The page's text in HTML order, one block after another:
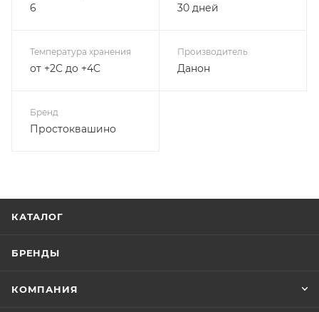
6 30 дней
Температура хранения
от +2C до +4C
Производитель
Данон
Бренд
Простоквашино
КАТАЛОГ
БРЕНДЫ
КОМПАНИЯ